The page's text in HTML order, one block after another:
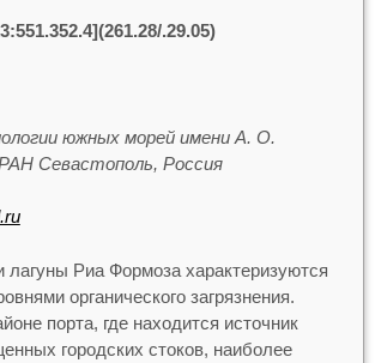
.29.05)
южных морей имени А. О.
Севастополь, Россия
лагуны Риа Формоза характеризуются
органического загрязнения.
порта, где находится источник
городских стоков, наиболее